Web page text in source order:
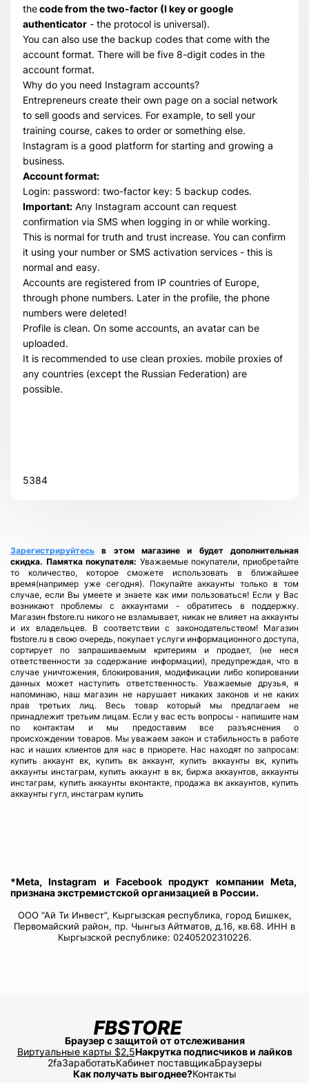
thecode from the two-factor (I key or google
authenticator - the protocol is universal).
You can also use the backup codes that come with the
account format. There will be five 8-digit codes in the
account format.
Why do you need Instagram accounts?
Entrepreneurs create their own page on a social network
to sell goods and services. For example, to sell your
training course, cakes to order or something else.
Instagram is a good platform for starting and growing a
business.
Account format:
Login: password: two-factor key: 5 backup codes.
Important: Any Instagram account can request
confirmation via SMS when logging in or while working.
This is normal for truth and trust increase. You can confirm
it using your number or SMS activation services - this is
normal and easy.
Accounts are registered from IP countries of Europe,
through phone numbers. Later in the profile, the phone
numbers were deleted!
Profile is clean. On some accounts, an avatar can be
uploaded.
It is recommended to use clean proxies. mobile proxies of
any countries (except the Russian Federation) are
possible.
5384
Зарегистрируйтесь
в этом магазине и будет дополнительная
скидка. Памятка покупателя: Уважаемые покупатели, приобретайте
то количество, которое сможете использовать в ближайшее
время(например уже сегодня). Покупайте аккаунты только в том
случае, если Вы умеете и знаете как ими пользоваться! Если у Вас
возникают проблемы с аккаунтами - обратитесь в поддержку.
Магазин fbstore.ru никого не взламывает, никак не влияет на аккаунты
и их владельцев. В соответствии с законодательством! Магазин
fbstore.ru в свою очередь, покупает услуги информационного доступа,
сортирует по запрашиваемым критериям и продает, (не неся
ответственности за содержание информации), предупреждая, что в
случае уничтожения, блокирования, модификации либо копировании
данных может наступить ответственность. Уважаемые друзья, я
напоминаю, наш магазин не нарушает никаких законов и не каких
прав третьих лиц. Весь товар который мы предлагаем не
принадлежит третьим лицам. Если у вас есть вопросы - напишите нам
по контактам и мы предоставим все разъяснения о
происхождении товаров. Мы уважаем закон и стабильность в работе
нас и наших клиентов для нас в приорете. Нас находят по запросам:
купить аккаунт вк, купить вк аккаунт, купить аккаунты вк, купить
аккаунты инстаграм, купить аккаунт в вк, биржа аккаунтов, аккаунты
инстаграм, купить аккаунты вконтакте, продажа вк аккаунтов, купить
аккаунты гугл, инстаграм купить
*Meta, Instagram и Facebook продукт компании Meta,
признана экстремистской организацией в России.
ООО “Ай Ти Инвест”, Кыргызская республика, город Бишкек,
Первомайский район, пр. Чынгыз Айтматов, д.16, кв.68. ИНН в
Кыргызской республике: 02405202310226.
Браузер с защитой от отслеживания
Виртуальные карты $2,5Накрутка подписчиков и лайков
2faЗаработатьКабинет поставщикаБраузеры
Как получать выгоднее?Контакты